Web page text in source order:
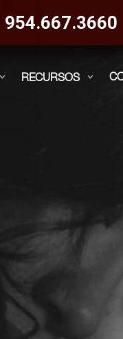
954.667.3660
3 RECURSOS 3